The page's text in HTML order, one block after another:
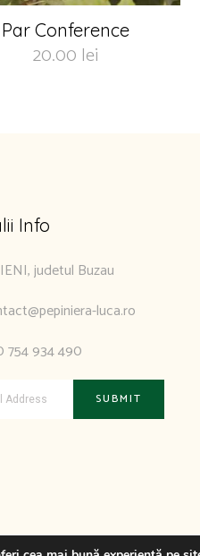
Par Conference
20.00 lei
Info
judetul Buzau
luca.ro
754 934 490